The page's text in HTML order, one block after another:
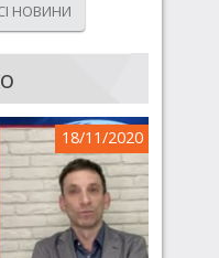
НОВИНИ
18/11/2020